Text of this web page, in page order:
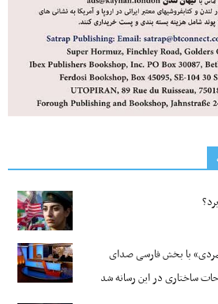
با بخش فارسی صدای
ساختاری در این رسانه شد